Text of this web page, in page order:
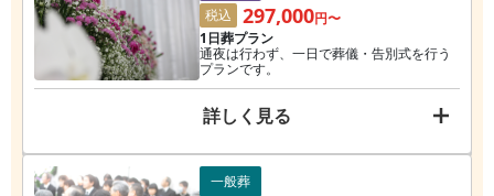
税込
297,000円〜
1日葬プラン
通夜は行わず、一日で葬儀・告別式を行う
プランです。
詳しく見る
一般葬